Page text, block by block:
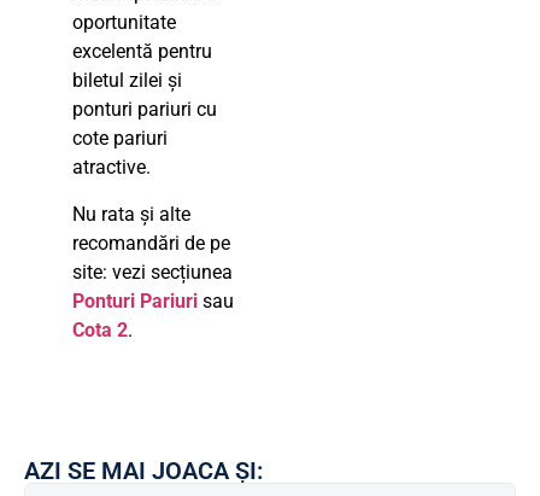
oportunitate
excelentă pentru
biletul zilei și
ponturi pariuri cu
cote pariuri
atractive.
Nu rata și alte
recomandări de pe
site: vezi secțiunea
Ponturi Pariuri sau
Cota 2.
AZI SE MAI JOACA ȘI: